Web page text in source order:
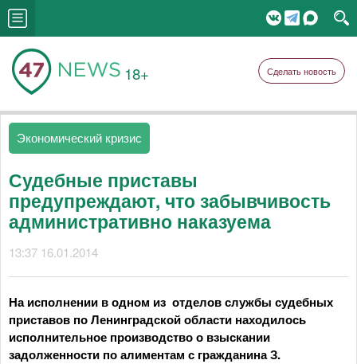
18+ Сделать новость
Экономический кризис
Судебные приставы
предупреждают, что забывчивость
административно наказуема
13:37 16.01.2014
На исполнении в одном из отделов службы судебных
приставов по Ленинградской области находилось
исполнительное производство о взыскании
задолженности по алиментам с гражданина З.